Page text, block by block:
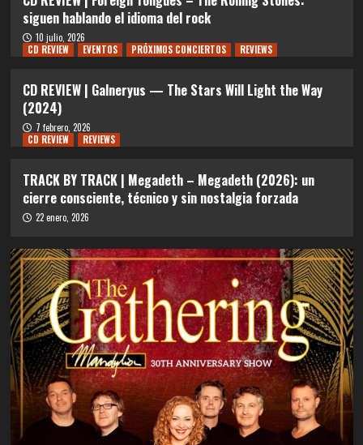
siguen hablando el idioma del rock
10 julio, 2026
CD REVIEW
EVENTOS PRÓXIMOS CONCIERTOS REVIEWS
CD REVIEW | Galneryus — The Stars Will Light the Way
(2024)
7 febrero, 2026
CD REVIEW
REVIEWS
TRACK BY TRACK | Megadeth – Megadeth (2026): un
cierre consciente, técnico y sin nostalgia forzada
22 enero, 2026